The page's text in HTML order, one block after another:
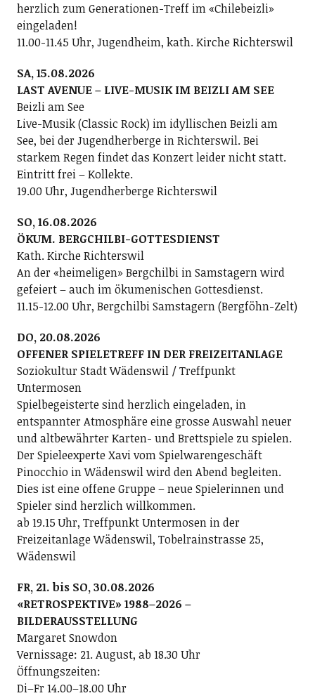
herzlich zum Generationen-Treff im «Chilebeizli»
eingeladen!
11.00-11.45 Uhr, Jugendheim, kath. Kirche Richterswil
SA, 15.08.2026
LAST AVENUE – LIVE-MUSIK IM BEIZLI AM SEE
Beizli am See
Live-Musik (Classic Rock) im idyllischen Beizli am
See, bei der Jugendherberge in Richterswil. Bei
starkem Regen findet das Konzert leider nicht statt.
Eintritt frei – Kollekte.
19.00 Uhr, Jugendherberge Richterswil
SO, 16.08.2026
ÖKUM. BERGCHILBI-GOTTESDIENST
Kath. Kirche Richterswil
An der «heimeligen» Bergchilbi in Samstagern wird
gefeiert – auch im ökumenischen Gottesdienst.
11.15-12.00 Uhr, Bergchilbi Samstagern (Bergföhn-Zelt)
DO, 20.08.2026
OFFENER SPIELETREFF IN DER FREIZEITANLAGE
Soziokultur Stadt Wädenswil / Treffpunkt
Untermosen
Spielbegeisterte sind herzlich eingeladen, in
entspannter Atmosphäre eine grosse Auswahl neuer
und altbewährter Karten- und Brettspiele zu spielen.
Der Spieleexperte Xavi vom Spielwarengeschäft
Pinocchio in Wädenswil wird den Abend begleiten.
Dies ist eine offene Gruppe – neue Spielerinnen und
Spieler sind herzlich willkommen.
ab 19.15 Uhr, Treffpunkt Untermosen in der
Freizeitanlage Wädenswil, Tobelrainstrasse 25,
Wädenswil
FR, 21. bis SO, 30.08.2026
«RETROSPEKTIVE» 1988–2026 –
BILDERAUSSTELLUNG
Margaret Snowdon
Vernissage: 21. August, ab 18.30 Uhr
Öffnungszeiten:
Di–Fr 14.00–18.00 Uhr